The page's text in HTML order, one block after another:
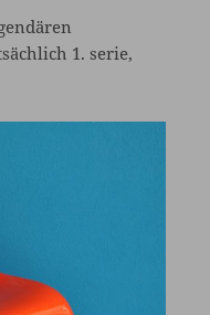
1. serie,